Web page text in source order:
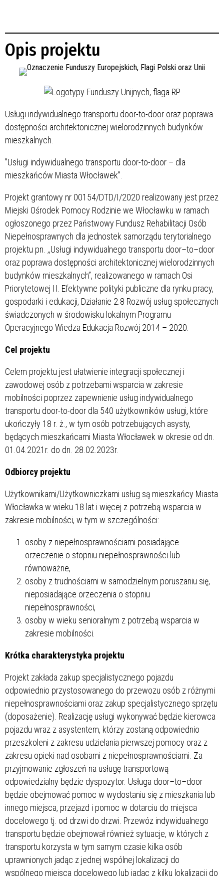
Opis projektu
Usługi indywidualnego transportu door-to-door oraz poprawa
dostępności architektonicznej wielorodzinnych budynków
mieszkalnych.
"Usługi indywidualnego transportu door-to-door – dla
mieszkańców Miasta Włocławek".
Projekt grantowy nr 00154/DTD/I/2020 realizowany jest przez
Miejski Ośrodek Pomocy Rodzinie we Włocławku w ramach
ogłoszonego przez Państwowy Fundusz Rehabilitacji Osób
Niepełnosprawnych dla jednostek samorządu terytorialnego
projektu pn. ,,Usługi indywidualnego transportu door–to–door
oraz poprawa dostępności architektonicznej wielorodzinnych
budynków mieszkalnych”, realizowanego w ramach Osi
Priorytetowej II. Efektywne polityki publiczne dla rynku pracy,
gospodarki i edukacji, Działanie 2.8 Rozwój usług społecznych
świadczonych w środowisku lokalnym Programu
Operacyjnego Wiedza Edukacja Rozwój 2014 – 2020.
Cel projektu
Celem projektu jest ułatwienie integracji społecznej i
zawodowej osób z potrzebami wsparcia w zakresie
mobilności poprzez zapewnienie usług indywidualnego
transportu door-to-door dla 540 użytkowników usługi, które
ukończyły 18 r. ż., w tym osób potrzebujących asysty,
będących mieszkańcami Miasta Włocławek w okresie od dn.
01.04.2021r. do dn. 28.02.2023r.
Odbiorcy projektu
Użytkownikami/Użytkowniczkami usług są mieszkańcy Miasta
Włocławka w wieku 18 lat i więcej z potrzebą wsparcia w
zakresie mobilności, w tym w szczególności:
osoby z niepełnosprawnościami posiadające
orzeczenie o stopniu niepełnosprawności lub
równoważne,
osoby z trudnościami w samodzielnym poruszaniu się,
nieposiadające orzeczenia o stopniu
niepełnosprawności,
osoby w wieku senioralnym z potrzebą wsparcia w
zakresie mobilności.
Krótka charakterystyka projektu
Projekt zakłada zakup specjalistycznego pojazdu
odpowiednio przystosowanego do przewozu osób z różnymi
niepełnosprawnościami oraz zakup specjalistycznego sprzętu
(doposażenie). Realizację usługi wykonywać będzie kierowca
pojazdu wraz z asystentem, którzy zostaną odpowiednio
przeszkoleni z zakresu udzielania pierwszej pomocy oraz z
zakresu opieki nad osobami z niepełnosprawnościami. Za
przyjmowanie zgłoszeń na usługę transportową
odpowiedzialny będzie dyspozytor. Usługa door–to–door
będzie obejmować pomoc w wydostaniu się z mieszkania lub
innego miejsca, przejazd i pomoc w dotarciu do miejsca
docelowego tj. od drzwi do drzwi. Przewóz indywidualnego
transportu będzie obejmował również sytuacje, w których z
transportu korzysta w tym samym czasie kilka osób
uprawnionych jadąc z jednej wspólnej lokalizacji do
wspólnego miejsca docelowego lub jadąc z kilku lokalizacji do